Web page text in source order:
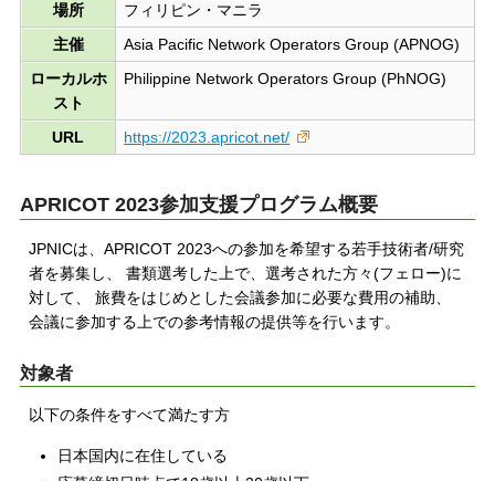
場所
フィリピン・マニラ
主催
Asia Pacific Network Operators Group (APNOG)
ローカルホ
スト
Philippine Network Operators Group (PhNOG)
URL https://2023.apricot.net/
APRICOT 2023参加支援プログラム概要
JPNICは、APRICOT 2023への参加を希望する若手技術者/研究
者を募集し、 書類選考した上で、選考された方々(フェロー)に
対して、 旅費をはじめとした会議参加に必要な費用の補助、
会議に参加する上での参考情報の提供等を行います。
対象者
以下の条件をすべて満たす方
日本国内に在住している